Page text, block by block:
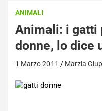
ANIMALI
Animali: i gatti
donne, lo dice
1 Marzo 2011 Marzia